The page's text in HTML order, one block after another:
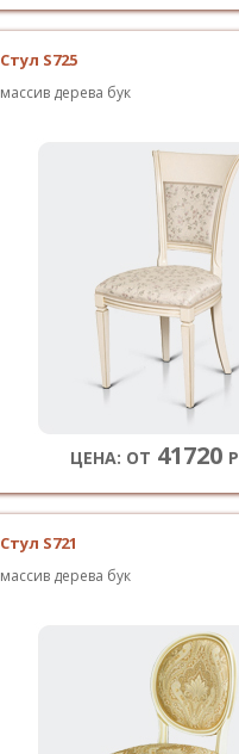
Стул S725
массив дерева бук
ЦЕНА: ОТ 41720
Стул S721
массив дерева бук